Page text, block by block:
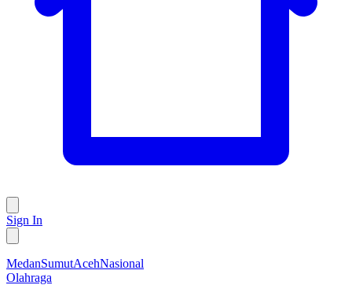
Sign In
MedanSumutAcehNasional
Olahraga